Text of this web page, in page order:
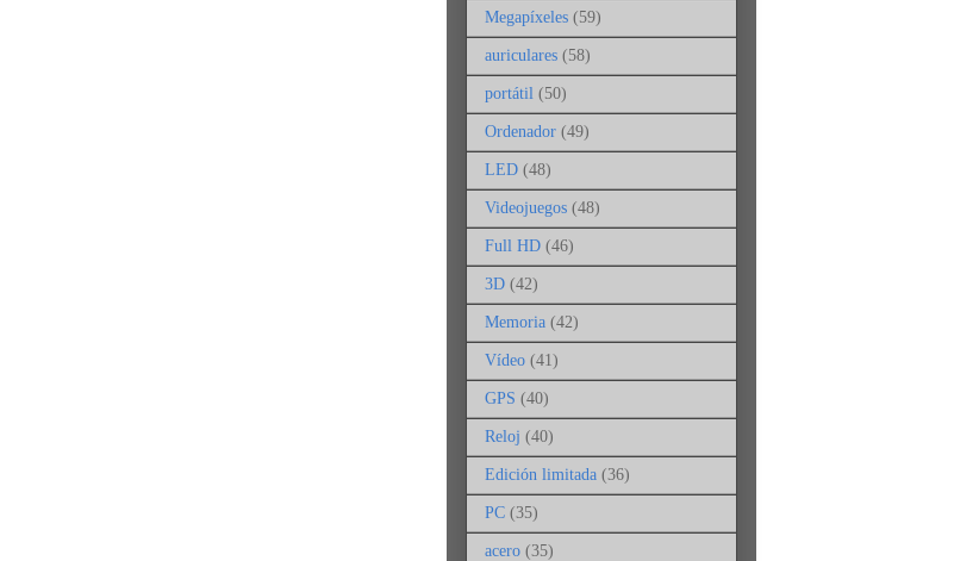
Megapíxeles (59)
auriculares (58)
portátil (50)
Ordenador (49)
LED (48)
Videojuegos (48)
Full HD (46)
3D (42)
Memoria (42)
Vídeo (41)
GPS (40)
Reloj (40)
Edición limitada (36)
PC (35)
acero (35)